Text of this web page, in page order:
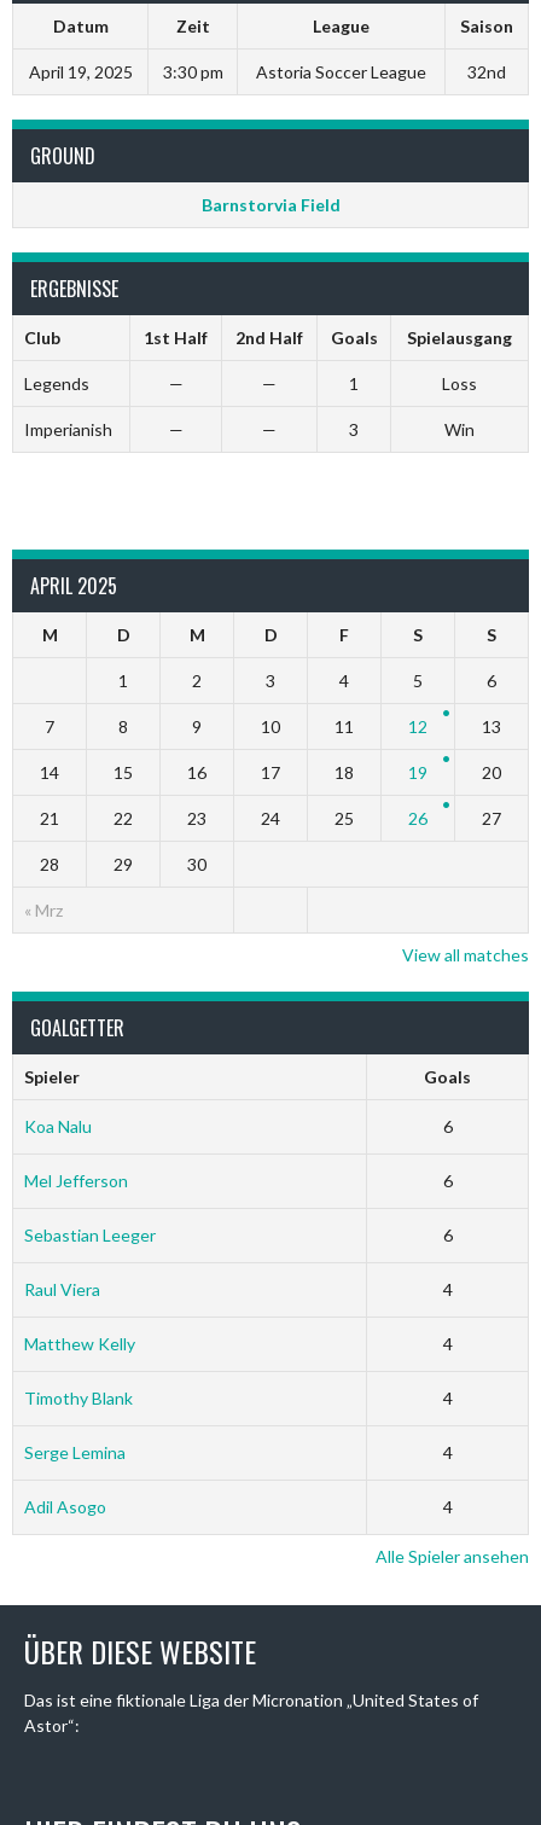
Datum Zeit League Saison
April 19, 2025 3:30 pm Astoria Soccer League 32nd
GROUND
Barnstorvia Field
ERGEBNISSE
Club 1st Half 2nd Half Goals Spielausgang
Legends — — 1 Loss
Imperianish — — 3 Win
APRIL 2025
M D M D F S S
« Mrz
1 2 3 4 5 6
7 8 9 10 11 12 13
14 15 16 17 18 19 20
21 22 23 24 25 26 27
28 29 30
View all matches
GOALGETTER
Spieler Goals
Koa Nalu 6
Mel Jefferson 6
Sebastian Leeger 6
Raul Viera 4
Matthew Kelly 4
Timothy Blank 4
Serge Lemina 4
Adil Asogo 4
Alle Spieler ansehen
ÜBER DIESE WEBSITE
Das ist eine fiktionale Liga der Micronation „United States of
Astor“: